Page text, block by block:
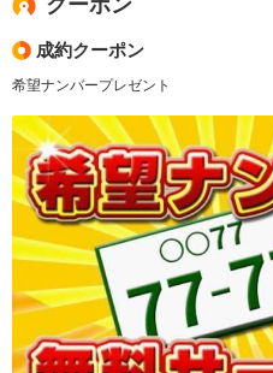
クーポン
成約クーポン
希望ナンバープレゼント